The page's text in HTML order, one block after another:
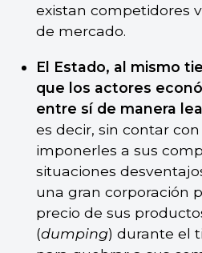
existan competidores
de mercado.
El Estado, al mismo
que los actores
entre sí de manera
es decir, sin contar
imponerles a sus
situaciones
una gran corporación
precio de sus
(dumping) durante el